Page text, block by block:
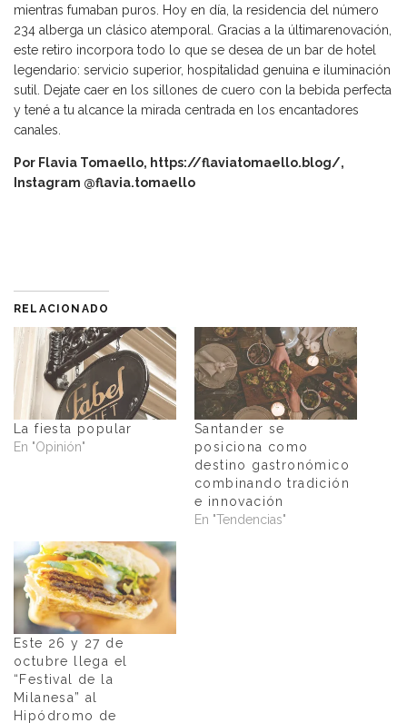
mientras fumaban puros. Hoy en día, la residencia del número
234 alberga un clásico atemporal. Gracias a la últimarenovación,
este retiro incorpora todo lo que se desea de un bar de hotel
legendario: servicio superior, hospitalidad genuina e iluminación
sutil. Dejate caer en los sillones de cuero con la bebida perfecta
y tené a tu alcance la mirada centrada en los encantadores
canales.
Por Flavia Tomaello, https://flaviatomaello.blog/,
Instagram @flavia.tomaello
RELACIONADO
La fiesta popular
En "Opinión"
Santander se
posiciona como
destino gastronómico
combinando tradición
e innovación
En "Tendencias"
Este 26 y 27 de
octubre llega el
“Festival de la
Milanesa” al
Hipódromo de